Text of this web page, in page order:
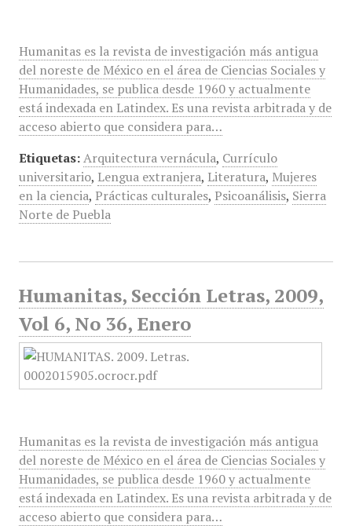
Humanitas es la revista de investigación más antigua
del noreste de México en el área de Ciencias Sociales y
Humanidades, se publica desde 1960 y actualmente
está indexada en Latindex. Es una revista arbitrada y de
acceso abierto que considera para…
Etiquetas: Arquitectura vernácula, Currículo
universitario, Lengua extranjera, Literatura, Mujeres
en la ciencia, Prácticas culturales, Psicoanálisis, Sierra
Norte de Puebla
Humanitas, Sección Letras, 2009,
Vol 6, No 36, Enero
Humanitas es la revista de investigación más antigua
del noreste de México en el área de Ciencias Sociales y
Humanidades, se publica desde 1960 y actualmente
está indexada en Latindex. Es una revista arbitrada y de
acceso abierto que considera para…